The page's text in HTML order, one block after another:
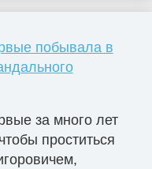
побывала в
за много лет
проститься